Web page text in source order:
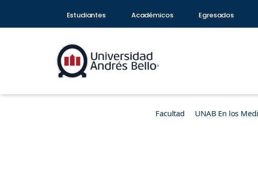
Estudiantes Académicos Egresados
Facultad UNAB En los